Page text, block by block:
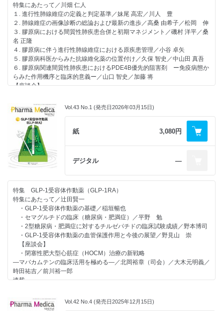
特集にあたって／川畑 仁人
１. 進行性肺線維症の定義と判定基準／妹尾 高宏／川人 豊
２. 肺線維症の画像診断の総論および最新の進歩／高桑 由希子／松岡 伸
３. 膠原病における間質性肺疾患合併と初期マネジメント／磯村 洋平／桑
名 正隆
４. 膠原病に伴う進行性肺線維症における原疾患管理／小谷 卓矢
５. 膠原病科医からみた抗線維化薬の位置付け／久保 智史／中山田 真吾
６. 膠原病関連間質性肺疾患におけるPDE4B優先的阻害剤 ー免疫病態か
らみた作用機序と臨床的意義ー／山口 智史／加藤 将
【座談会】
川畑 仁人（司会）／加藤 将／藤井 隆夫
【ゲノム医療の現状】
免疫疾患を対象としたゲノム医療の現状と今後の展望／須賀原 啓／岡
田 随象
【医学・薬学 人物往来】
日本における臨床腫瘍学を切り拓いた軌跡と未来への提言
ー日本臨床腫瘍学会の創始者が語るー／室 圭（インタビュアー）／西
條 長宏（インタビュイー）
【CUTTING-EDGE MEDICAL INTRODUCTION】
生：次世代移植医療を目指してー／森 宗昌
【Research ＆ Development ～第一人者に聞く～】
クローディン解明への挑戦／月田 早智子
【学会レポート】
第87回 日本血液学会学術集会／清井 仁
第73回 日本心臓病学会学術集会／北岡 裕章
【投稿論文】
がん患者における医療体験と心理的変化の多面的分析
ー患者の声に基づくニーズ分類ー／木澤 義之
Vol.43 No.1 (発売日2026年03月15日)
紙 3,080円
デジタル ―
特集 GLP-1受容体作動薬（GLP-1RA）
特集にあたって／辻田賢一
・GLP-1受容体作動薬の基礎／稲垣暢也
・セマグルチドの臨床（糖尿病・肥満症）／平野 勉
・2型糖尿病・肥満症に対するチルゼパチドの臨床試験成績／野本博司
・GLP-1受容体作動薬の血管保護作用と今後の展望／野見山 崇
【座談会】
・閉塞性肥大型心筋症（HOCM）治療の新戦略
―マバカムテンの臨床活用を極める―／北岡裕章（司会）／大木元明義／
時田祐吉／前川裕一郎
連載
免疫疾患のゲノム医療の現状／高地雄太
【R＆D ～第一人者に聞く～】
Vol.42 No.4 (発売日2025年12月15日)